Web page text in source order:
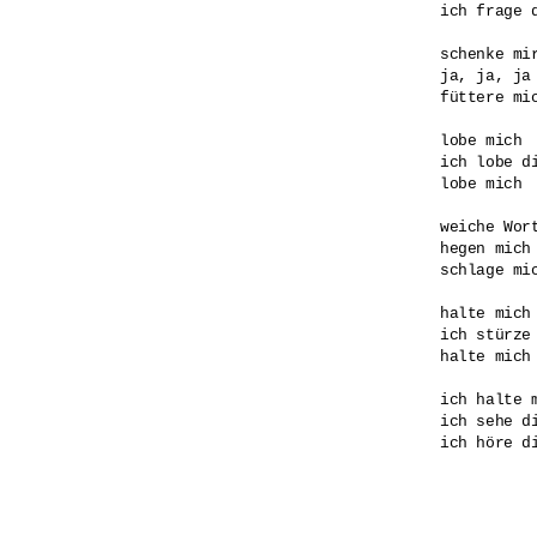
ich frage
schenke
ja, ja, ja
füttere
lobe mich
ich lobe
lobe mich
weiche
hegen mich
schlage
halte mich
ich
halte mich
ich halte
ich sehe
ich höre